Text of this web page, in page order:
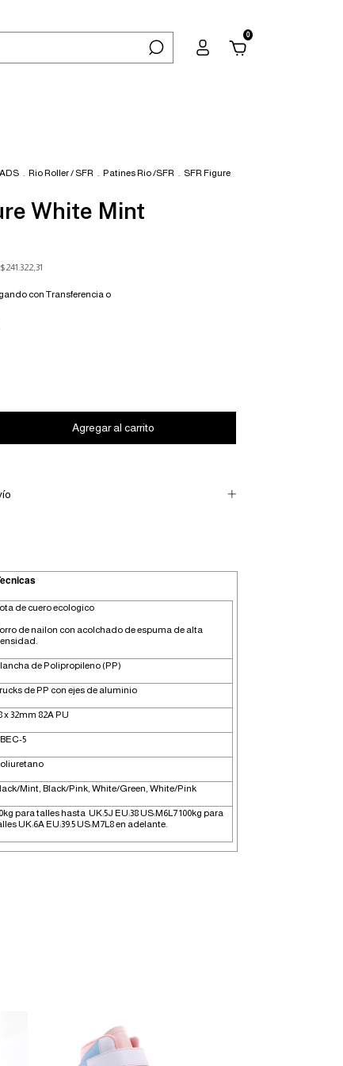
0
. Rio Roller / SFR . Patines Rio /SFR . SFR Figure
White Mint
$241.322,31
con Transferencia o
de cuero ecologico
de nailon con acolchado de espuma de alta
de Polipropileno (PP)
de PP con ejes de aluminio
x 32mm 82A PU
5
Mint, Black/Pink, White/Green, White/Pink
para talles hasta UK:5J EU:38 US:M6L7 100kg para
UK:6A EU:39.5 US:M7L8 en adelante.